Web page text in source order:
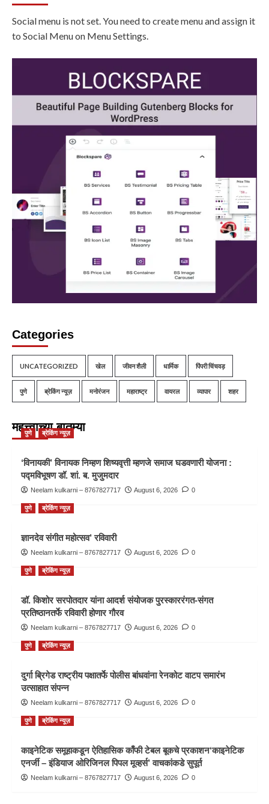
Social menu is not set. You need to create menu and assign it
to Social Menu on Menu Settings.
Categories
UNCATEGORIZED खेल जीवन शैली धार्मिक पिंपरी चिंचवड़
पुणे ब्रेकिंग न्यूज़ मनोरंजन महाराष्ट्र वायरल व्यापार शहर
महत्त्वाच्या बातम्या
पुणे ब्रेकिंग न्यूज़
‘विनायकी’ विनायक निम्हण शिष्यवृत्ती म्हणजे समाज घडवणारी योजना :
पद्मविभूषण डॉ. शां. ब. मुजुमदार
Neelam kulkarni – 8767827717 August 6, 2026 0
पुणे ब्रेकिंग न्यूज़
ज्ञानदेव संगीत महोत्सव’ रविवारी
Neelam kulkarni – 8767827717 August 6, 2026 0
पुणे ब्रेकिंग न्यूज़
डॉ. किशोर सरपोतदार यांना आदर्श संयोजक पुरस्काररंगत-संगत
प्रतिष्ठानतर्फे रविवारी होणार गौरव
Neelam kulkarni – 8767827717 August 6, 2026 0
पुणे ब्रेकिंग न्यूज़
दुर्गा ब्रिगेड राष्ट्रीय पक्षातर्फे पोलीस बांधवांना रेनकोट वाटप समारंभ
उत्साहात संपन्न
Neelam kulkarni – 8767827717 August 6, 2026 0
पुणे ब्रेकिंग न्यूज़
काइनेटिक समूहाकडून ऐतिहासिक काँफी टेबल बूकचे प्रकाशन‘काइनेटिक
एनर्जी – इंडियाज ओरिजिनल पिपल मूव्हर्स’ वाचकांकडे सुपूर्त
Neelam kulkarni – 8767827717 August 6, 2026 0